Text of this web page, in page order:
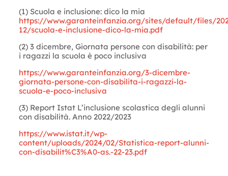
(1) Scuola e inclusione: dico la mia
https://www.garanteinfanzia.org/sites/default/files/
12/scuola-e-inclusione-dico-la-mia.pdf
(2) 3 dicembre, Giornata persone con disabilità: per
i ragazzi la scuola è poco inclusiva
https://www.garanteinfanzia.org/3-dicembre-
giornata-persone-con-disabilita-i-ragazzi-la-
scuola-e-poco-inclusiva
(3) Report Istat L’inclusione scolastica degli alunni
con disabilità. Anno 2022/2023
https://www.istat.it/wp-
content/uploads/2024/02/Statistica-report-alunni-
con-disabilit%C3%A0-as.-22-23.pdf